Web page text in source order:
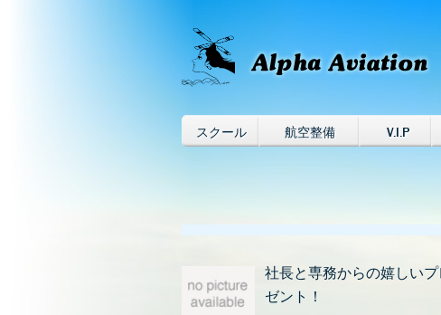
スクール 航空整備 V.I.P
社長と専務からの嬉しいプ
ゼント！